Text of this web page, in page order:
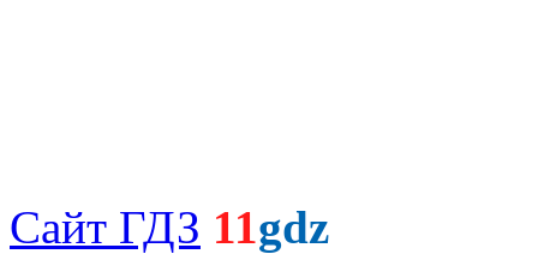
Сайт ГДЗ 11gdz